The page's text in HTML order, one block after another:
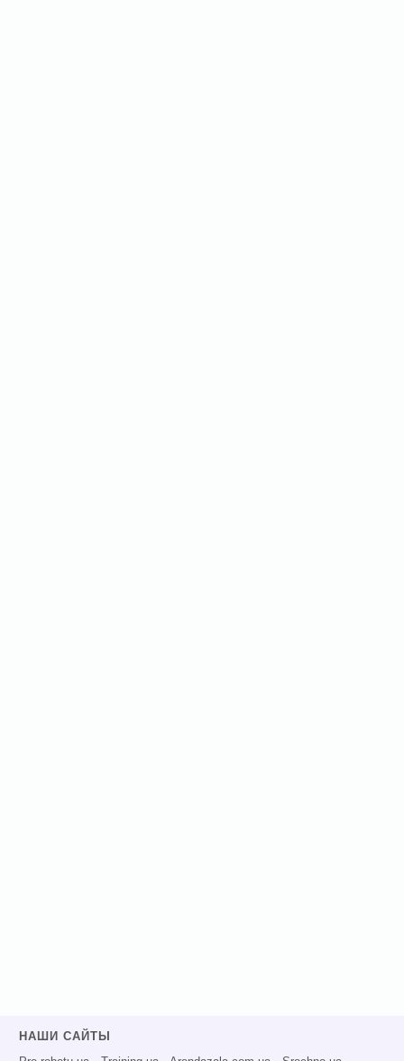
НАШИ САЙТЫ